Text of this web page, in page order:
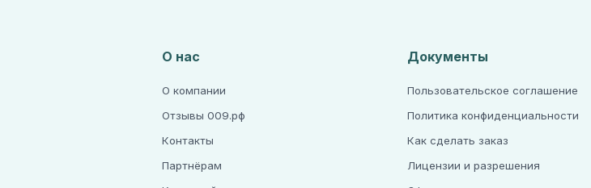
О нас
О компании
Отзывы 009.рф
Контакты
Партнёрам
Документы
Пользовательское соглашение
Политика конфиденциальности
Как сделать заказ
Лицензии и разрешения